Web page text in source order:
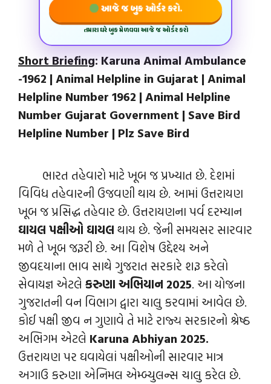
આજે જ બુક ઓર્ડર કરો.
તમારા ઘરે બુક મેળવવા આજે જ ઓર્ડર કરો
Short Briefing: Karuna Animal Ambulance
-1962 | Animal Helpline in Gujarat | Animal
Helpline Number 1962 | Animal Helpline
Number Gujarat Government | Save Bird
Helpline Number | Plz Save Bird
ભારત તહેવારો માટે ખૂબ જ પ્રખ્યાત છે. દેશમાંં
વિવિધ તહેવારની ઉજવણી થાય છે. આમાં ઉત્તરાયણ
ખૂબ જ પ્રસિદ્ધ તહેવાર છે. ઉત્તરાયણના પર્વ દરમ્યાન
ઘાયલ પક્ષીઓ ઘાયલ થાય છે. જેની સમયસર સારવાર
મળે તે ખૂબ જરૂરી છે. આ વિશેષ ઉદ્દેશ્ય અને
જીવદયાના ભાવ સાથે ગુજરાત સરકારે શરૂ કરેલો
સેવાયજ્ઞ એટલે કરુણા અભિયાન 2025. આ યોજના
ગુજરાતની વન વિભાગ દ્વારા ચાલુ કરવામાં આવેલ છે.
કોઈ પક્ષી જીવ ન ગુણાવે તે માટે રાજ્ય સરકારનો શ્રેષ્ઠ
અભિગમ એટલે Karuna Abhiyan 2025.
ઉત્તરાયણ પર ઘવાયેલાં પક્ષીઓની સારવાર માત્ર
અગાઉ કરુણા એનિમલ એમ્બ્યુલન્સ ચાલુ કરેલ છે.